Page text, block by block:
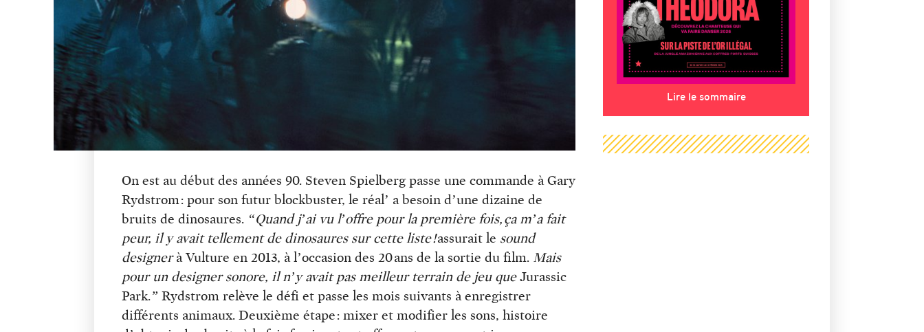
Lire le sommaire
On est au début des années 90. Steven Spielberg passe une commande à Gary
Rydstrom : pour son futur blockbuster, le réal’ a besoin d’une dizaine de
bruits de dinosaures. “Quand j’ai vu l’offre pour la première fois, ça m’a fait
peur, il y avait tellement de dinosaures sur cette liste !assurait le sound
designerà Vulture en 2013, à l’occasion des 20 ans de la sortie du film. Mais
pour un designer sonore, il n’y avait pas meilleur terrain de jeu queJurassic
Park.” Rydstrom relève le défi et passe les mois suivants à enregistrer
différents animaux. Deuxième étape : mixer et modifier les sons, histoire